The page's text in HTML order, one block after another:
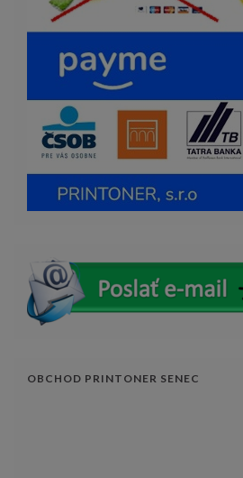
OBCHOD PRINTONER SENEC